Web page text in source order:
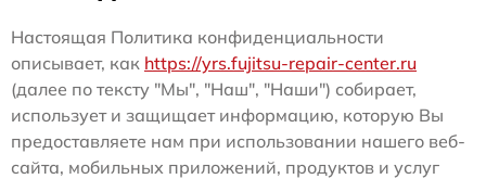
Настоящая Политика конфиденциальности
описывает, как https://yrs.fujitsu-repair-center.ru
(далее по тексту "Мы", "Наш", "Наши") собирает,
использует и защищает информацию, которую Вы
предоставляете нам при использовании нашего веб-
сайта, мобильных приложений, продуктов и услуг